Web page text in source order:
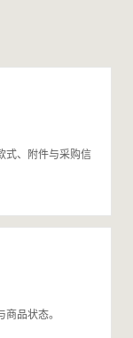
式、附件与采购信
品状态。